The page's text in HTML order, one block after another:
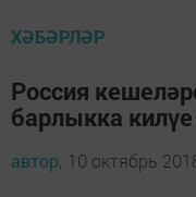
ХӘБӘРЛӘР
Россия
барлыкка
автор, 10 октябрь